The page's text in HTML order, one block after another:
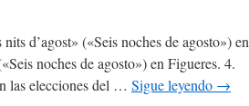
d’agost» («Seis noches de agosto») en
noches de agosto») en Figueres. 4.
las elecciones del … Sigue leyendo →